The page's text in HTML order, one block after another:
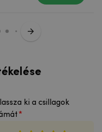
ki a csillagok